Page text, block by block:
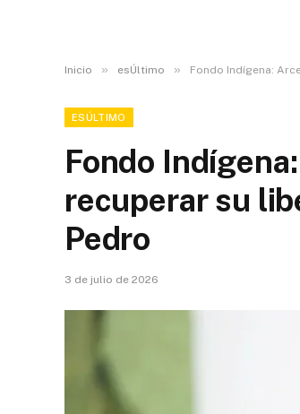
Inicio » esÚltimo » Fondo Indígena:
ESÚLTIMO
Fondo
recuperar su
Pedro
3 de julio de 2026